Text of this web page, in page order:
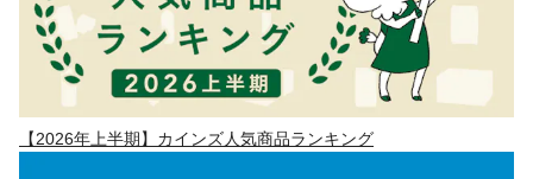
【2026年上半期】カインズ人気商品ランキング